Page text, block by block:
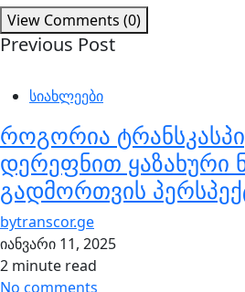
View Comments (0)
Previous Post
სიახლეები
როგორია
დერეფნით ყაზახური
გადმორთვის
bytranscor.ge
იანვარი 11, 2025
2 minute read
No comments